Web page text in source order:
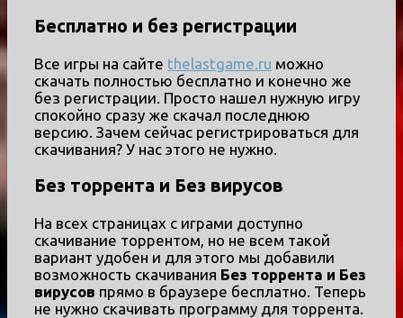
Бесплатно и без регистрации
Все игры на сайте thelastgame.ru можно
скачать полностью бесплатно и конечно же
без регистрации. Просто нашел нужную игру
спокойно сразу же скачал последнюю
версию. Зачем сейчас регистрироваться для
скачивания? У нас этого не нужно.
Без торрента и Без вирусов
На всех страницах с играми доступно
скачивание торрентом, но не всем такой
вариант удобен и для этого мы добавили
возможность скачивания Без торрента и Без
вирусов прямо в браузере бесплатно. Теперь
не нужно скачивать программу для торрента.